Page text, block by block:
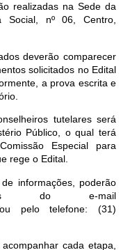
realizadas na Sede da
Social, nº 06, Centro,
deverão comparecer
solicitados no Edital
a prova escrita e
tutelares será
Público, o qual terá
Especial para
rege o Edital.
informações, poderão
do e-mail
ou pelo telefone: (31)
cada etapa,